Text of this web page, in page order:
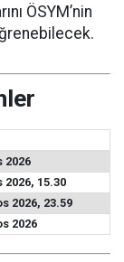
ÖSYM’nin
2026
2026, 15.30
2026, 23.59
2026